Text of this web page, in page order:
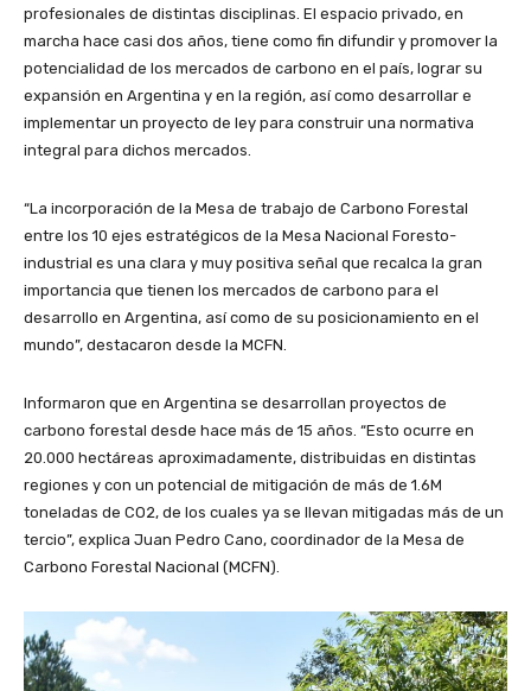
profesionales de distintas disciplinas. El espacio privado, en
marcha hace casi dos años, tiene como fin difundir y promover la
potencialidad de los mercados de carbono en el país, lograr su
expansión en Argentina y en la región, así como desarrollar e
implementar un proyecto de ley para construir una normativa
integral para dichos mercados.
“La incorporación de la Mesa de trabajo de Carbono Forestal
entre los 10 ejes estratégicos de la Mesa Nacional Foresto-
industrial es una clara y muy positiva señal que recalca la gran
importancia que tienen los mercados de carbono para el
desarrollo en Argentina, así como de su posicionamiento en el
mundo”, destacaron desde la MCFN.
Informaron que en Argentina se desarrollan proyectos de
carbono forestal desde hace más de 15 años. “Esto ocurre en
20.000 hectáreas aproximadamente, distribuidas en distintas
regiones y con un potencial de mitigación de más de 1.6M
toneladas de CO2, de los cuales ya se llevan mitigadas más de un
tercio”, explica Juan Pedro Cano, coordinador de la Mesa de
Carbono Forestal Nacional (MCFN).